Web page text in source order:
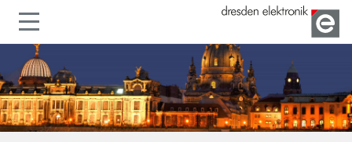
Show or hide navigation